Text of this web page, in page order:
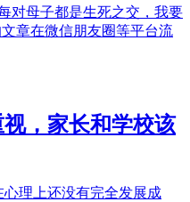
对母子都是生死之交，我要
章在微信朋友圈等平台流
，家长和学校该
理上还没有完全发展成